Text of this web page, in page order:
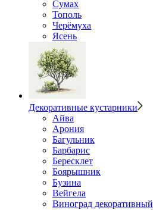
Сумах
Тополь
Черёмуха
Ясень
Декоративные кустарники
Айва
Арония
Багульник
Барбарис
Бересклет
Боярышник
Бузина
Вейгела
Виноград декоративный